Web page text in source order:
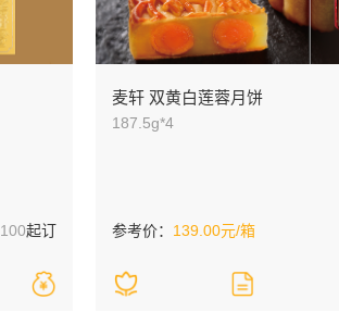
100起订
麦轩 双黄白莲蓉月饼
187.5g*4
参考价： 139.00元/箱